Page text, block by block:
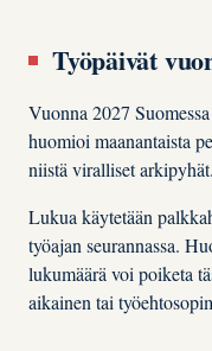
Työpäivät
Vuonna 2027
huomioi maanantaista
niistä viralliset arkipyhät.
Lukua käytetään
työajan seurannassa.
lukumäärä voi poiketa
aikainen tai